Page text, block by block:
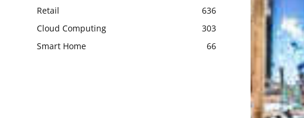
Retail
636
Cloud Computing
303
Smart Home
66